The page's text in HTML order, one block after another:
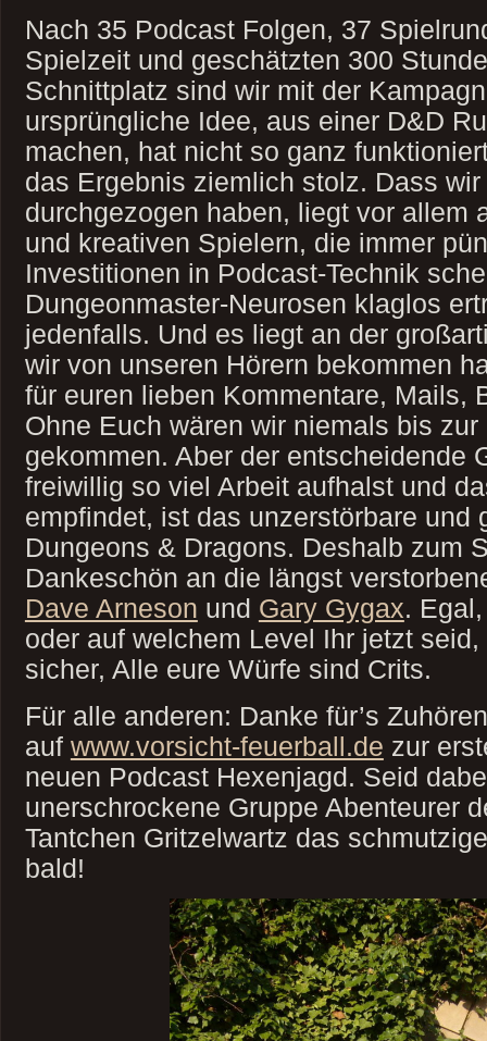
Nach 35 Podcast Folgen, 37
Spielzeit und geschätzten 300
Schnittplatz sind wir mit der
ursprüngliche Idee, aus einer D&D
machen, hat nicht so ganz
das Ergebnis ziemlich stolz. Dass
durchgezogen haben, liegt vor allem
und kreativen Spielern, die immer
Investitionen in Podcast-Technik
Dungeonmaster-Neurosen klaglos
jedenfalls. Und es liegt an der
wir von unseren Hörern bekommen
für euren lieben Kommentare, Mails,
Ohne Euch wären wir niemals bis
gekommen. Aber der entscheidende
freiwillig so viel Arbeit aufhalst und
empfindet, ist das unzerstörbare und
Dungeons & Dragons. Deshalb zum
Dankeschön an die längst
Dave Arneson und Gary Gygax.
oder auf welchem Level Ihr jetzt
sicher, Alle eure Würfe sind Crits.
Für alle anderen: Danke für’s
auf www.vorsicht-feuerball.de zur
neuen Podcast Hexenjagd. Seid
unerschrockene Gruppe Abenteurer
Tantchen Gritzelwartz das
bald!